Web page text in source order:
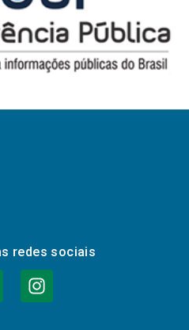
redes sociais